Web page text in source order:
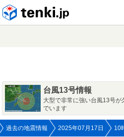
台風13号情報
大型で非常に強い台風13号
でいます
過去の地震情報 2025年07月17日 10